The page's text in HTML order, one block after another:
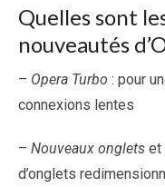
Quelles sont
nouveautés
– Opera Turbo : pour
connexions lentes
– Nouveaux onglets et
d’onglets